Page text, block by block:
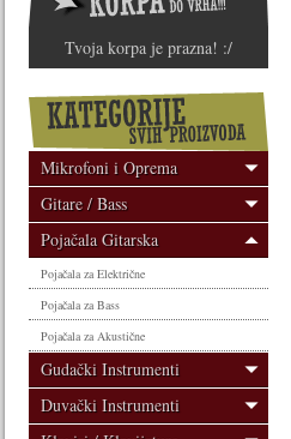
Tvoja korpa je prazna! :/
Mikrofoni i Oprema
Gitare / Bass
Pojačala Gitarska
Pojačala za Električne
Pojačala za Bass
Pojačala za Akustične
Gudački Instrumenti
Duvački Instrumenti